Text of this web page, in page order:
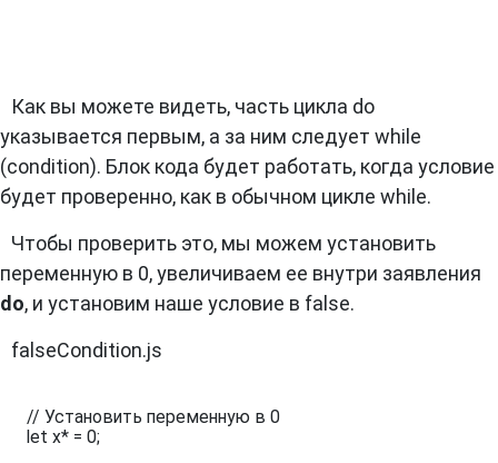
Как вы можете видеть, часть цикла do
указывается первым, а за ним следует while
(condition). Блок кода будет работать, когда условие
будет проверенно, как в обычном цикле while.
Чтобы проверить это, мы можем установить
переменную в 0, увеличиваем ее внутри заявления
do, и установим наше условие в false.
falseCondition.js
// Установить переменную в 0
let x* = 0;